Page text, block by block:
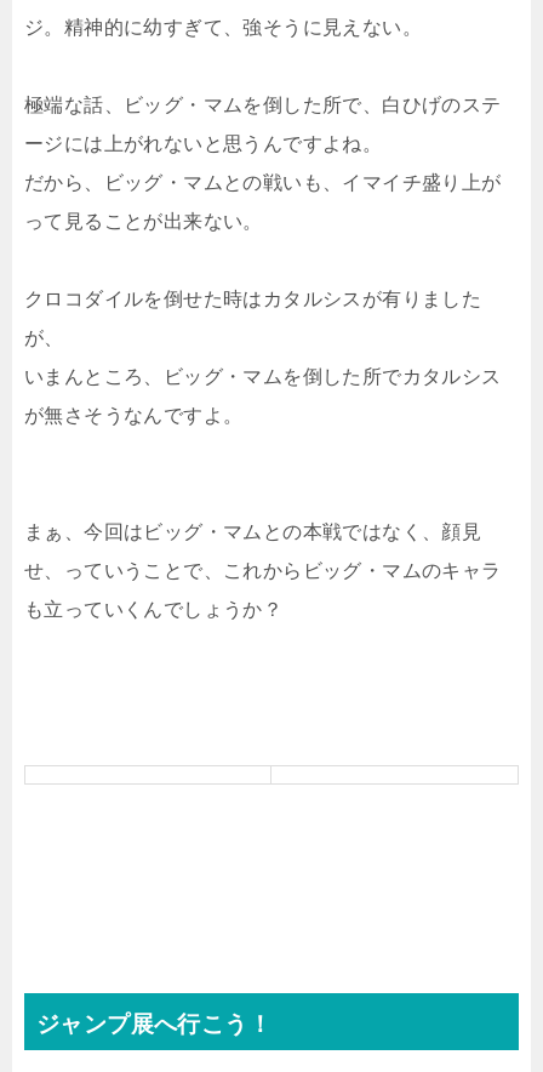
ジ。精神的に幼すぎて、強そうに見えない。
極端な話、ビッグ・マムを倒した所で、白ひげのステ
ージには上がれないと思うんですよね。
だから、ビッグ・マムとの戦いも、イマイチ盛り上が
って見ることが出来ない。
クロコダイルを倒せた時はカタルシスが有りました
が、
いまんところ、ビッグ・マムを倒した所でカタルシス
が無さそうなんですよ。
まぁ、今回はビッグ・マムとの本戦ではなく、顔見
せ、っていうことで、これからビッグ・マムのキャラ
も立っていくんでしょうか？
ジャンプ展へ行こう！